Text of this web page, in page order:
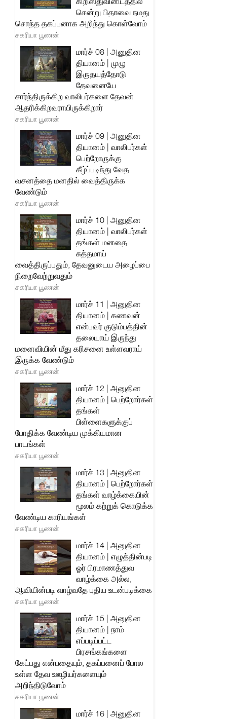
சென்று பிதாவை நமது
சொந்த தகப்பனாக அறிந்து கொள்வோம்
சகரியா பூணன்
மார்ச் 08 | அனுதின
தியானம் | முழு
இருதயத்தோடு
தேவனையே
சார்ந்திருக்கிற வாலிபர்களை தேவன்
ஆதரிக்கிறவராயிருக்கிறார்
சகரியா பூணன்
மார்ச் 09 | அனுதின
தியானம் | வாலிபர்கள்
பெற்றோருக்கு
கீழ்ப்படிந்து வேத
வசனத்தை மனதில் வைத்திருக்க
வேண்டும்
சகரியா பூணன்
மார்ச் 10 | அனுதின
தியானம் | வாலிபர்கள்
தங்கள் மனதை
சுத்தமாய்
வைத்திருப்பதும், தேவனுடைய அழைப்பை
நிறைவேற்றுவதும்
சகரியா பூணன்
மார்ச் 11 | அனுதின
தியானம் | கணவன்
என்பவர் குடும்பத்தின்
தலையாய் இருந்து
மனைவியின் மீது கரிசனை உள்ளவராய்
இருக்க வேண்டும்
சகரியா பூணன்
மார்ச் 12 | அனுதின
தியானம் | பெற்றோர்கள்
தங்கள்
பிள்ளைகளுக்குப்
போதிக்க வேண்டிய முக்கியமான
பாடங்கள்
சகரியா பூணன்
மார்ச் 13 | அனுதின
தியானம் | பெற்றோர்கள்
தங்கள் வாழ்க்கையின்
மூலம் கற்றுக் கொடுக்க
வேண்டிய காரியங்கள்
சகரியா பூணன்
மார்ச் 14 | அனுதின
தியானம் | எழுத்தின்படி
ஓர் பிரமாணத்துவ
வாழ்க்கை அல்ல,
ஆவியின்படி வாழ்வதே புதிய உடன்படிக்கை
சகரியா பூணன்
மார்ச் 15 | அனுதின
தியானம் | நாம்
எப்படிப்பட்ட
பிரசங்கங்களை
கேட்பது என்பதையும், தகப்பனைப் போல
உள்ள தேவ ஊழியர்களையும்
அறிந்திடுவோம்
சகரியா பூணன்
மார்ச் 16 | அனுதின